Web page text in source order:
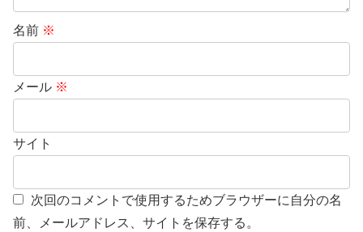
名前 ※
メール ※
サイト
次回のコメントで使用するためブラウザーに自分の名
前、メールアドレス、サイトを保存する。